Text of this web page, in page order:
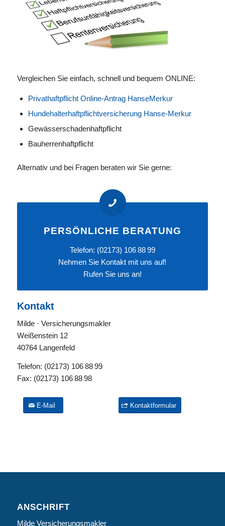
Vergleichen Sie einfach, schnell und bequem ONLINE:
Privathaftpflicht Online-Antrag HanseMerkur
Hundehalterhaftpflichtversicherung Hanse-Merkur
Gewässerschadenhaftpflicht
Bauherrenhaftpflicht
Alternativ und bei Fragen beraten wir Sie gerne:
PERSÖNLICHE BERATUNG
Telefon: (02173) 106 88 99
Nehmen Sie Kontakt mit uns auf!
Rufen Sie uns an!
Kontakt
Milde · Versicherungsmakler
Weißenstein 12
40764 Langenfeld
Telefon: (02173) 106 88 99
Fax: (02173) 106 88 98
E-Mail Kontaktformular
ANSCHRIFT
Milde Versicherungsmakler